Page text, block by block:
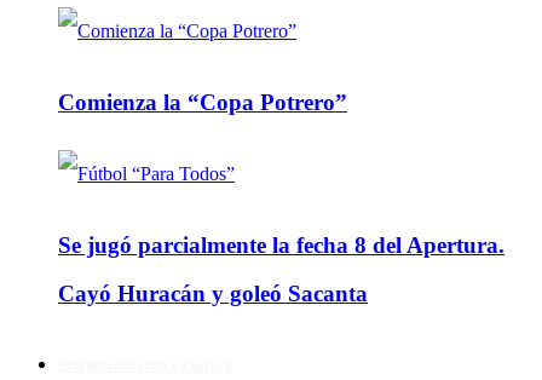
Comienza la “Copa Potrero”
Se jugó parcialmente la fecha 8 del Apertura.
Cayó Huracán y goleó Sacanta